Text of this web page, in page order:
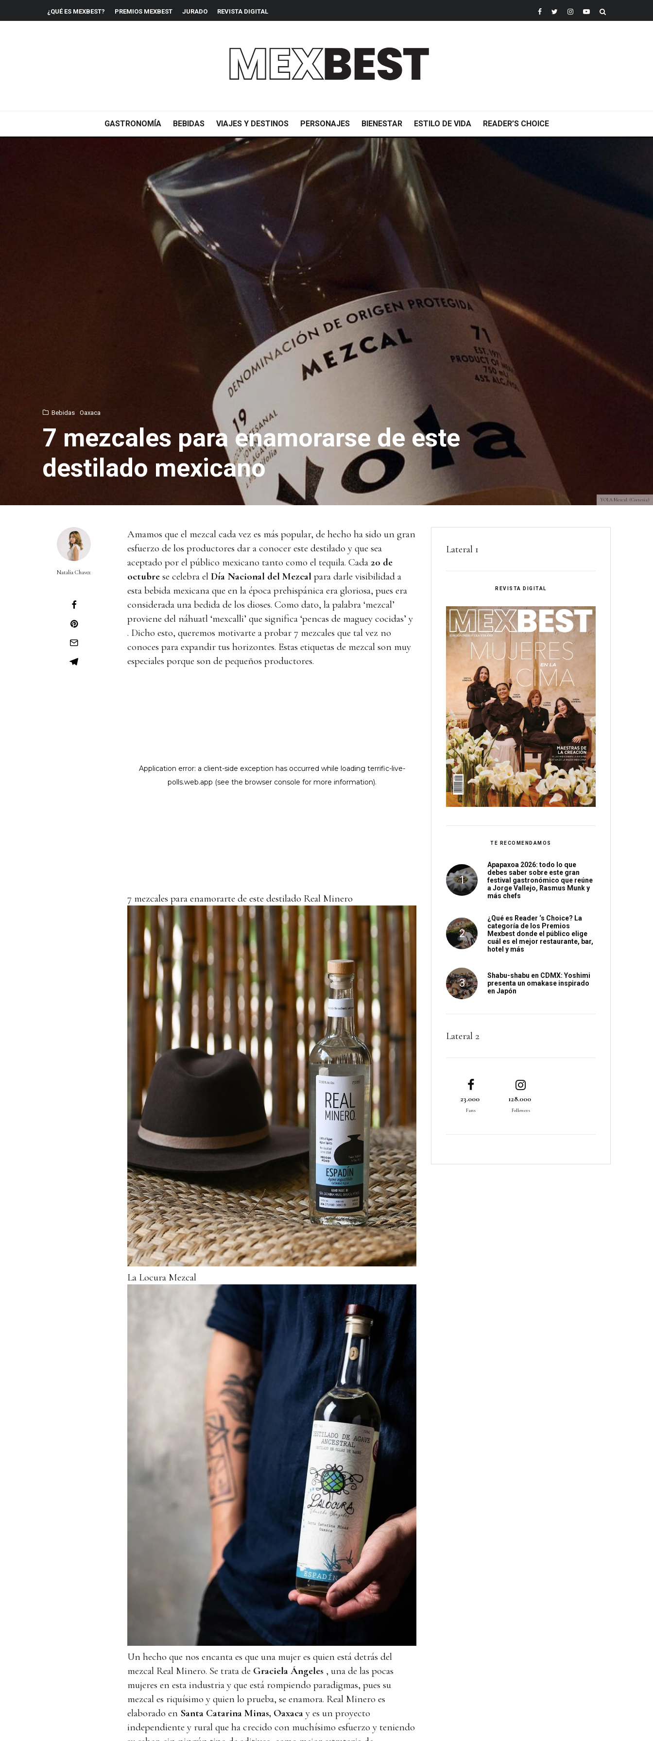
¿QUÉ ES MEXBEST? PREMIOS MEXBEST JURADO REVISTA DIGITAL
GASTRONOMÍA BEBIDAS VIAJES Y DESTINOS PERSONAJES BIENESTAR ESTILO DE VIDA READER’S CHOICE
YOLA Mezcal. (Cortesía)
Bebidas Oaxaca
7 mezcales para enamorarse de este
destilado mexicano
Natalia Chavez
Amamos que el mezcal cada vez es más popular, de hecho ha sido un gran
esfuerzo de los productores dar a conocer este destilado y que sea
aceptado por el público mexicano tanto como el tequila. Cada 20 de
octubre se celebra el Día Nacional del Mezcal para darle visibilidad a
esta bebida mexicana que en la época prehispánica era gloriosa, pues era
considerada una bedida de los dioses. Como dato, la palabra ‘mezcal’
proviene del náhuatl ‘mexcalli’ que significa ‘pencas de maguey cocidas’ y
. Dicho esto, queremos motivarte a probar 7 mezcales que tal vez no
conoces para expandir tus horizontes. Estas etiquetas de mezcal son muy
especiales porque son de pequeños productores.
7 mezcales para enamorarte de este destilado Real Minero
La Locura Mezcal
Un hecho que nos encanta es que una mujer es quien está detrás del
mezcal Real Minero. Se trata de Graciela Ángeles , una de las pocas
mujeres en esta industria y que está rompiendo paradigmas, pues su
mezcal es riquísimo y quien lo prueba, se enamora. Real Minero es
elaborado en Santa Catarina Minas, Oaxaca y es un proyecto
independiente y rural que ha crecido con muchísimo esfuerzo y teniendo
Lateral 1
REVISTA DIGITAL
TE RECOMENDAMOS
Apapaxoa 2026: todo lo que
debes saber sobre este gran
festival gastronómico que reúne
a Jorge Vallejo, Rasmus Munk y
más chefs
¿Qué es Reader ‘s Choice? La
categoría de los Premios
Mexbest donde el público elige
cuál es el mejor restaurante, bar,
hotel y más
Shabu-shabu en CDMX: Yoshimi
presenta un omakase inspirado
en Japón
Lateral 2
23.000
Fans
128.000
Followers